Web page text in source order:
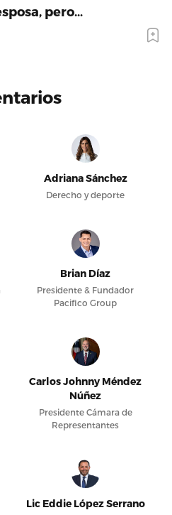
pero…
Adriana Sánchez
Derecho y deporte
Brian Díaz
Presidente & Fundador
Pacifico Group
Carlos Johnny Méndez
Núñez
Presidente Cámara de
Representantes
Lic Eddie López Serrano